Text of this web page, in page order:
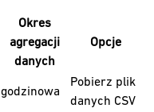
Okres
agregacji
danych
Opcje
godzinowa
Pobierz plik
danych CSV